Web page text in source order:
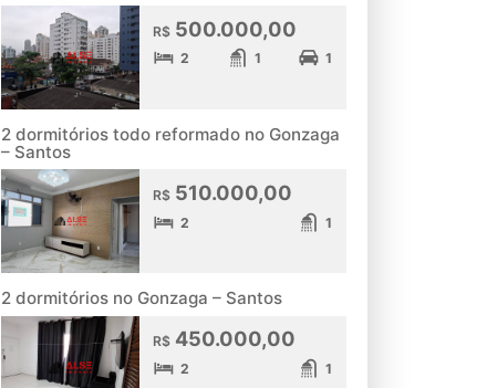
R$500.000,00
2 1 1
2 dormitórios todo reformado no Gonzaga
– Santos
R$510.000,00
2 1
2 dormitórios no Gonzaga – Santos
R$450.000,00
2 1